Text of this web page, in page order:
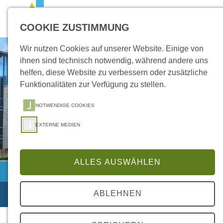
Zum Inhalt springen Zur Suche springen Zum Kontakt springen
COOKIE ZUSTIMMUNG
Wir nutzen Cookies auf unserer Website. Einige von
ihnen sind technisch notwendig, während andere uns
helfen, diese Website zu verbessern oder zusätzliche
Funktionalitäten zur Verfügung zu stellen.
NOTWENDIGE COOKIES
EXTERNE MEDIEN
ALLES AUSWÄHLEN
ABLEHNEN